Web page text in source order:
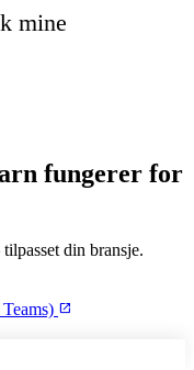
mine
fungerer for
din bransje.
open_in_new